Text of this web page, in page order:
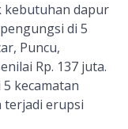
kebutuhan dapur
di 5
Puncu,
Rp. 137 juta.
kecamatan
terjadi erupsi